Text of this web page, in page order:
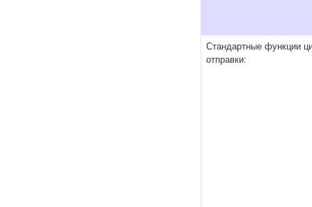
Стандартные функции
отправки: